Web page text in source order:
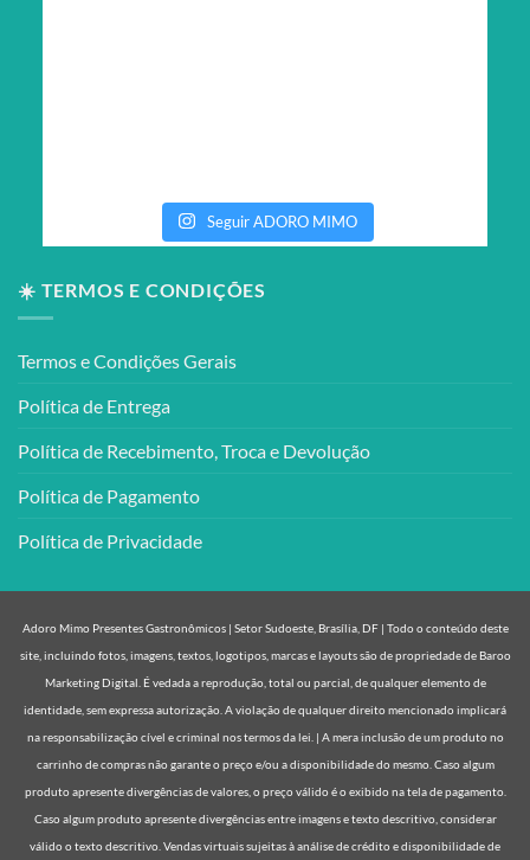
Seguir ADORO MIMO
☀️ TERMOS E CONDIÇÕES
Termos e Condições Gerais
Política de Entrega
Política de Recebimento, Troca e Devolução
Política de Pagamento
Política de Privacidade
Adoro Mimo Presentes Gastronômicos | Setor Sudoeste, Brasília, DF | Todo o conteúdo deste
site, incluindo fotos, imagens, textos, logotipos, marcas e layouts são de propriedade de Baroo
Marketing Digital. É vedada a reprodução, total ou parcial, de qualquer elemento de
identidade, sem expressa autorização. A violação de qualquer direito mencionado implicará
na responsabilização cível e criminal nos termos da lei. | A mera inclusão de um produto no
carrinho de compras não garante o preço e/ou a disponibilidade do mesmo. Caso algum
produto apresente divergências de valores, o preço válido é o exibido na tela de pagamento.
Caso algum produto apresente divergências entre imagens e texto descritivo, considerar
válido o texto descritivo. Vendas virtuais sujeitas à análise de crédito e disponibilidade de